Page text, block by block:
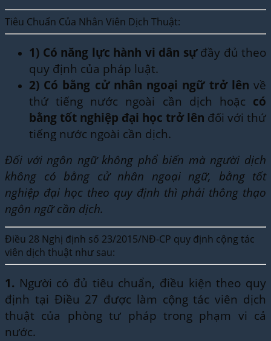
Tiêu Chuẩn Của Nhân Viên Dịch Thuật:
1) Có năng lực hành vi dân sựđầy đủ theo
quy định của pháp luật.
2) Có bằng cử nhân ngoại ngữ trở lên về
thứ tiếng nước ngoài cần dịch hoặc có
bằng tốt nghiệp đại học trở lên đối với thứ
tiếng nước ngoài cần dịch.
Đối với ngôn ngữ không phổ biến mà người dịch
không có bằng cử nhân ngoại ngữ, bằng tốt
nghiệp đại học theo quy định thì phải thông thạo
ngôn ngữ cần dịch.
Điều 28 Nghị định số 23/2015/NĐ-CP quy định cộng tác
viên dịch thuật như sau:
1. Người có đủ tiêu chuẩn, điều kiện theo quy
định tại Điều 27 được làm cộng tác viên dịch
thuật của phòng tư pháp trong phạm vi cả
nước.